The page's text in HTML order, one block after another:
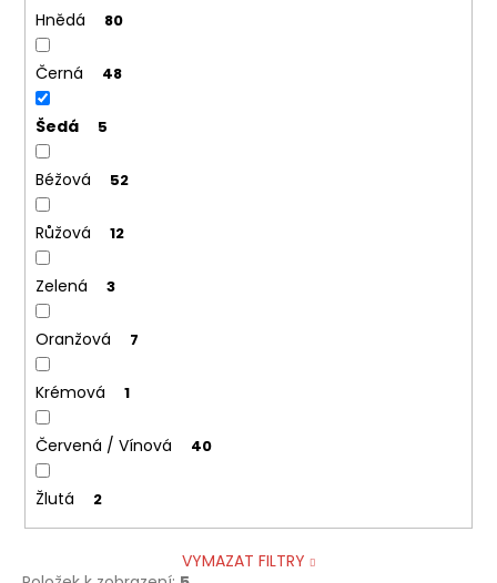
Hnědá 80
Černá 48
Šedá 5
Béžová 52
Růžová 12
Zelená 3
Oranžová 7
Krémová 1
Červená / Vínová 40
Žlutá 2
VYMAZAT FILTRY